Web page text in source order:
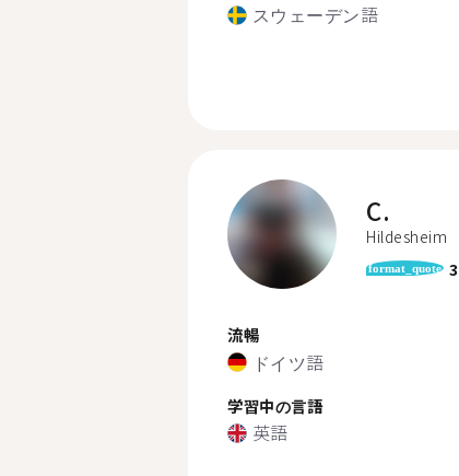
スウェーデン語
C.
Hildesheim
format_quote 3
流暢
ドイツ語
学習中の言語
英語